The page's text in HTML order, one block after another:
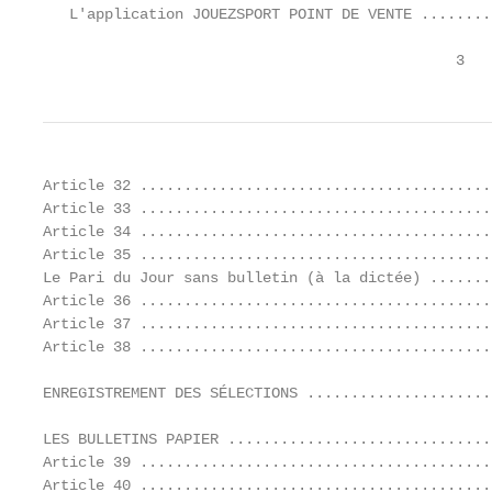
L'application JOUEZSPORT POINT DE VENTE
                                               3
Article 32
Article 33
Article 34
Article 35
Le Pari du Jour sans bulletin (à la
Article 36
Article 37
Article 38
ENREGISTREMENT DES SÉLECTIONS
LES BULLETINS PAPIER
Article 39
Article 40